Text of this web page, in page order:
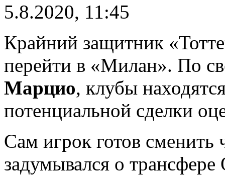
5.8.2020, 11:45
Крайний защитник
перейти в «Милан». По
Марцио, клубы
потенциальной сделки
Сам игрок готов
задумывался о